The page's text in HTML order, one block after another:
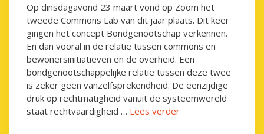
Op dinsdagavond 23 maart vond op Zoom het
tweede Commons Lab van dit jaar plaats. Dit keer
gingen het concept Bondgenootschap verkennen.
En dan vooral in de relatie tussen commons en
bewonersinitiatieven en de overheid. Een
bondgenootschappelijke relatie tussen deze twee
is zeker geen vanzelfsprekendheid. De eenzijdige
druk op rechtmatigheid vanuit de systeemwereld
staat rechtvaardigheid … Lees verder